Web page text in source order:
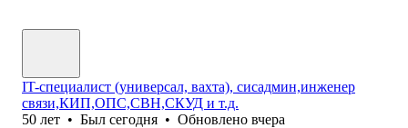
IT-специалист (универсал, вахта), сисадмин,инженер
связи,КИП,ОПС,СВН,СКУД и т.д.
50 лет • Был сегодня • Обновлено вчера